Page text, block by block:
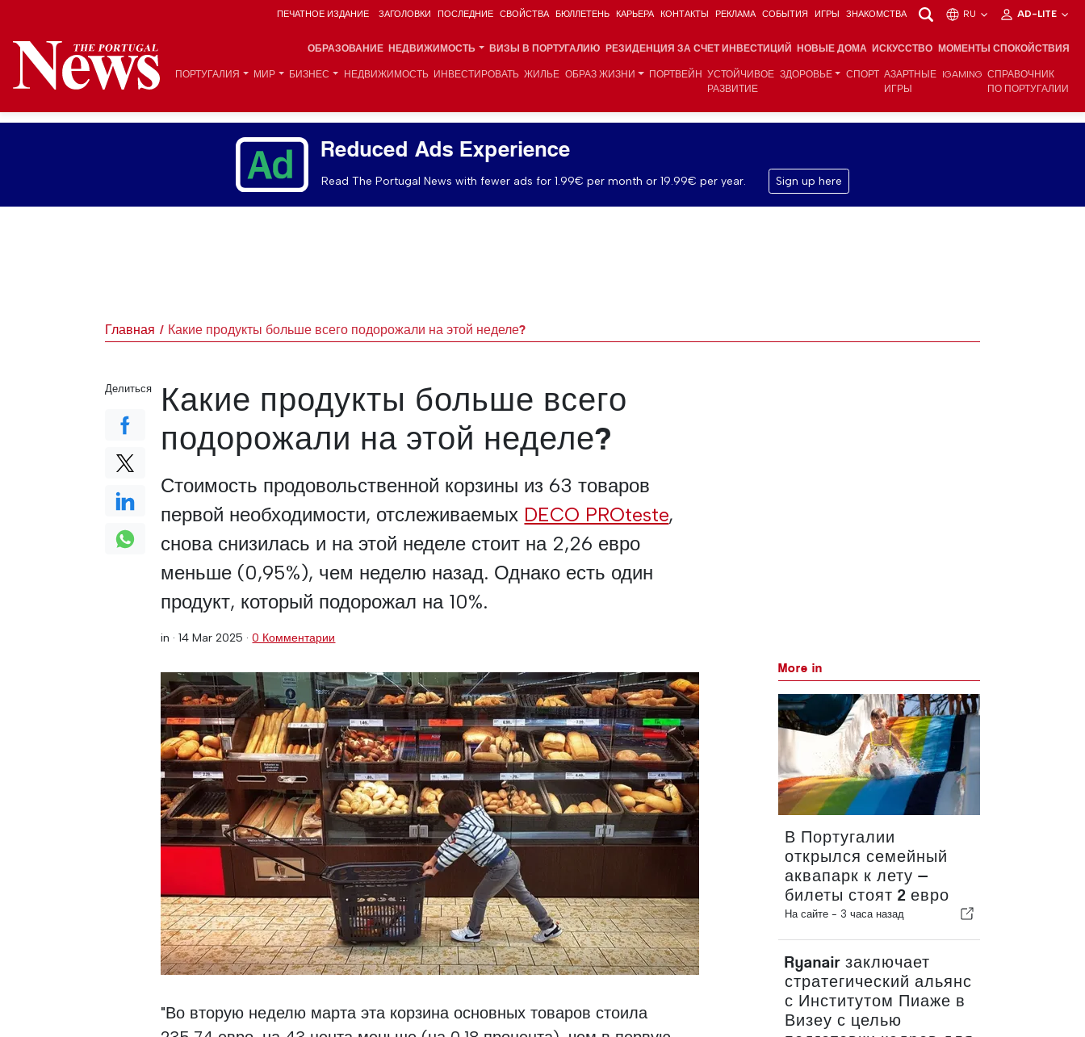
ПЕЧАТНОЕ ИЗДАНИЕ ЗАГОЛОВКИ ПОСЛЕДНИЕ СВОЙСТВА БЮЛЛЕТЕНЬ КАРЬЕРА КОНТАКТЫ РЕКЛАМА СОБЫТИЯ ИГРЫ ЗНАКОМСТВА RU AD-LITE
ОБРАЗОВАНИЕ НЕДВИЖИМОСТЬ ВИЗЫ В ПОРТУГАЛИЮ РЕЗИДЕНЦИЯ ЗА СЧЕТ ИНВЕСТИЦИЙ НОВЫЕ ДОМА ИСКУССТВО МОМЕНТЫ СПОКОЙСТВИЯ
ПОРТУГАЛИЯ МИР БИЗНЕС НЕДВИЖИМОСТЬ ИНВЕСТИРОВАТЬ ЖИЛЬЕ ОБРАЗ ЖИЗНИ ПОРТВЕЙН УСТОЙЧИВОЕ
РАЗВИТИЕ
ЗДОРОВЬЕ СПОРТ АЗАРТНЫЕ
ИГРЫ
IGAMING СПРАВОЧНИК
ПО ПОРТУГАЛИИ
Reduced Ads Experience
Read The Portugal News with fewer ads for 1.99€ per month or 19.99€ per year. Sign up here
Главная Какие продукты больше всего подорожали на этой неделе?
Какие продукты больше всего
подорожали на этой неделе?
Стоимость продовольственной корзины из 63 товаров
первой необходимости, отслеживаемых DECO PROteste,
снова снизилась и на этой неделе стоит на 2,26 евро
меньше (0,95%), чем неделю назад. Однако есть один
продукт, который подорожал на 10%.
in ·14 Mar 2025 ·0 Комментарии
"Во вторую неделю марта эта корзина основных товаров стоила
Делиться
More in
В Португалии
открылся семейный
аквапарк к лету —
билеты стоят 2 евро
На сайте - 3 часа назад
Ryanair заключает
стратегический альянс
с Институтом Пиаже в
Визеу с целью